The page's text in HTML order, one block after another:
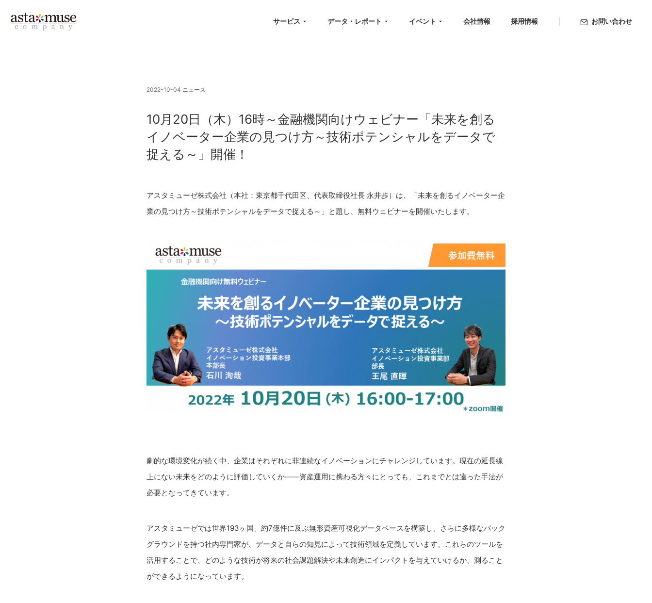
サービス データ・レポート イベント 会社情報 採用情報 お問い合わせ
2022-10-04 ニュース
10月20日（木）16時～金融機関向けウェビナー「未来を創る
イノベーター企業の見つけ方～技術ポテンシャルをデータで
捉える～」開催！
アスタミューゼ株式会社（本社：東京都千代田区、代表取締役社長 永井歩）は、「未来を創るイノベーター企
業の見つけ方～技術ポテンシャルをデータで捉える～」と題し、無料ウェビナーを開催いたします。
劇的な環境変化が続く中、企業はそれぞれに非連続なイノベーションにチャレンジしています。現在の延長線
上にない未来をどのように評価していくか――資産運用に携わる方々にとっても、これまでとは違った手法が
必要となってきています。
アスタミューゼでは世界193ヶ国、約7億件に及ぶ無形資産可視化データベースを構築し、さらに多様なバック
グラウンドを持つ社内専門家が、データと自らの知見によって技術領域を定義しています。これらのツールを
活用することで、どのような技術が将来の社会課題解決や未来創造にインパクトを与えていけるか、測ること
ができるようになっています。